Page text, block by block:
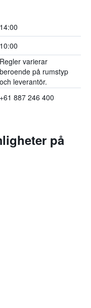
14:00
10:00
Regler varierar
beroende på rumstyp
och leverantör.
+61 887 246 400
på